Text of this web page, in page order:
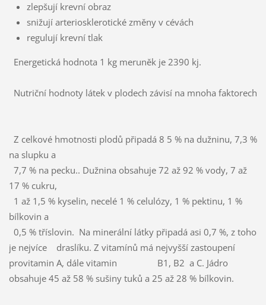
zlepšují krevní obraz
snižují arteriosklerotické změny v cévách
regulují krevní tlak
Energetická hodnota 1 kg meruněk je 2390 kj.
Nutriční hodnoty látek v plodech závisí na mnoha faktorech
Z celkové hmotnosti plodů připadá 8 5 % na dužninu, 7,3 %
na slupku a
7,7 % na pecku.. Dužnina obsahuje 72 až 92 % vody, 7 až
17 % cukru,
1 až 1,5 % kyselin, necelé 1 % celulózy, 1 % pektinu, 1 %
bílkovin a
0,5 % tříslovin. Na minerální látky připadá asi 0,7 %, z toho
je nejvíce draslíku. Z vitamínů má nejvyšší zastoupení
provitamin A, dále vitamin B1, B2 a C. Jádro
obsahuje 45 až 58 % sušiny tuků a 25 až 28 % bílkovin.